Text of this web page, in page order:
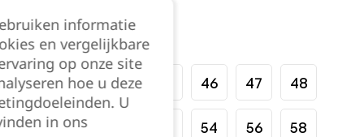
Maat:
42 43 44 46 47 48
49 50 54 56 58
informatie
en vergelijkbare
op onze site
hoe u deze
U
in ons